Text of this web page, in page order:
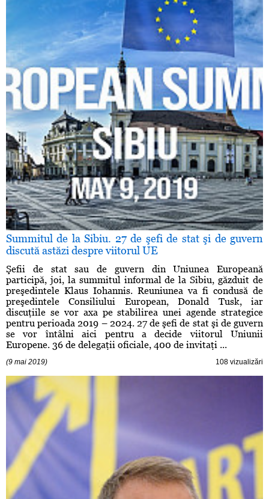
Summitul de la Sibiu. 27 de şefi de stat şi de guvern
discută astăzi despre viitorul UE
Şefii de stat sau de guvern din Uniunea Europeană
participă, joi, la summitul informal de la Sibiu, găzduit de
preşedintele Klaus Iohannis. Reuniunea va fi condusă de
preşedintele Consiliului European, Donald Tusk, iar
discuţiile se vor axa pe stabilirea unei agende strategice
pentru perioada 2019 – 2024. 27 de şefi de stat şi de guvern
se vor întâlni aici pentru a decide viitorul Uniunii
Europene. 36 de delegaţii oficiale, 400 de invitaţi ...
(9 mai 2019) 108 vizualizări